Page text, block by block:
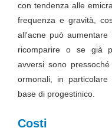
con tendenza alle
frequenza e gravità,
all'acne può
ricomparire o se già
avversi sono
ormonali, in
base di progestinico.
Costi